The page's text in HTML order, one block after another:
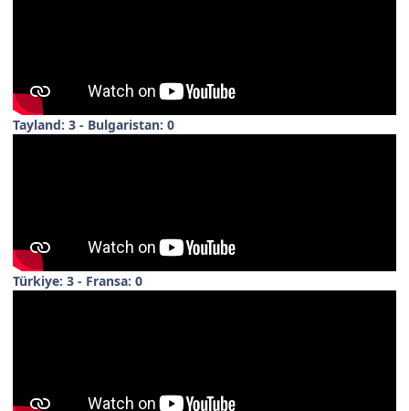
Tayland: 3 - Bulgaristan: 0
Türkiye: 3 - Fransa: 0